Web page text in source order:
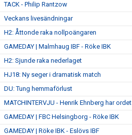
TACK - Philip Rantzow
Veckans livesändningar
H2: Åttonde raka nollpoängaren
GAMEDAY | Malmhaug IBF - Röke IBK
H2: Sjunde raka nederlaget
HJ18: Ny seger i dramatisk match
DU: Tung hemmaförlust
MATCHINTERVJU - Henrik Ehnberg har ordet
GAMEDAY | FBC Helsingborg - Röke IBK
GAMEDAY | Röke IBK - Eslövs IBF